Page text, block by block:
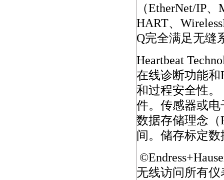
（EtherNet/IP
HART、
Q完全满足无缝
Heartbeat
在线诊断功能和
和过程安全性
件。传感器或
数据存储理念
间。储存标定
无线访问所有仪